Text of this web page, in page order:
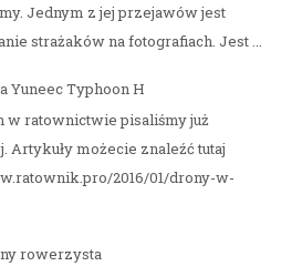
Jednym z jej przejawów jest
strażaków na fotografiach. Jest ...
Yuneec Typhoon H
w ratownictwie pisaliśmy już
Artykuły możecie znaleźć tutaj
2016/01/drony-w-
rowerzysta